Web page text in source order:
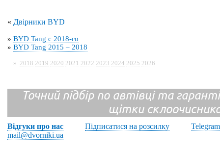
« Двірники BYD
» BYD Tang с 2018-го
» BYD Tang 2015 – 2018
» 2018 2019 2020 2021 2022 2023 2024 2025 2026
Точний підбір по автівці та
щітки
Відгуки про нас Підписатися на розсилку
Telegram
mail@dvorniki.ua